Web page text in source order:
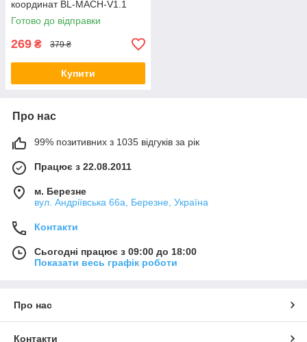
координат BL-MACH-V1.1
Готово до відправки
269 ₴ 379 ₴
Купити
Про нас
99% позитивних з 1035 відгуків за рік
Працює з 22.08.2011
м. Березне
вул. Андріївська 66а, Березне, Україна
Контакти
Сьогодні працює з 09:00 до 18:00
Показати весь графік роботи
Про нас
Контакти